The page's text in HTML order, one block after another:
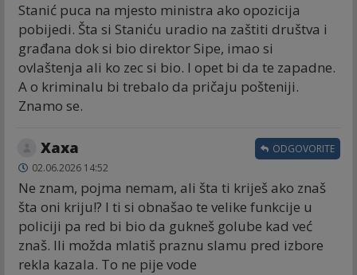
Stanić puca na mjesto ministra ako opozicija
pobijedi. Šta si Staniću uradio na zaštiti društva i
građana dok si bio direktor Sipe, imao si
ovlaštenja ali ko zec si bio. I opet bi da te zapadne.
A o kriminalu bi trebalo da pričaju pošteniji.
Znamo se.
Хаха
02.06.2026 14:52
Ne znam, pojma nemam, ali šta ti kriješ ako znaš
šta oni kriju!? I ti si obnašao te velike funkcije u
policiji pa red bi bio da gukneš golube kad već
znaš. Ili možda mlatiš praznu slamu pred izbore
rekla kazala. To ne pije vode
ODGOVORITE